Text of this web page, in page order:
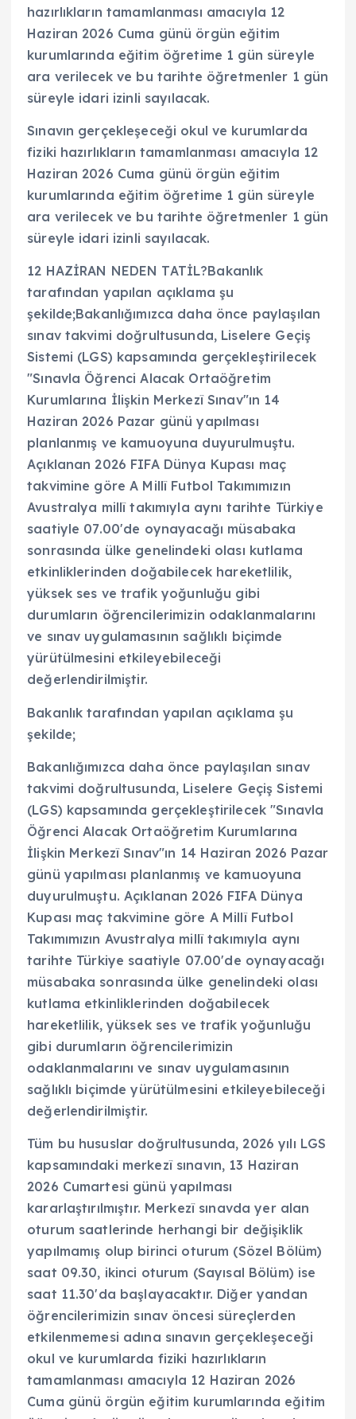
hazırlıkların tamamlanması amacıyla 12
Haziran 2026 Cuma günü örgün eğitim
kurumlarında eğitim öğretime 1 gün süreyle
ara verilecek ve bu tarihte öğretmenler 1 gün
süreyle idari izinli sayılacak.
Sınavın gerçekleşeceği okul ve kurumlarda
fiziki hazırlıkların tamamlanması amacıyla 12
Haziran 2026 Cuma günü örgün eğitim
kurumlarında eğitim öğretime 1 gün süreyle
ara verilecek ve bu tarihte öğretmenler 1 gün
süreyle idari izinli sayılacak.
12 HAZİRAN NEDEN TATİL?Bakanlık
tarafından yapılan açıklama şu
şekilde;Bakanlığımızca daha önce paylaşılan
sınav takvimi doğrultusunda, Liselere Geçiş
Sistemi (LGS) kapsamında gerçekleştirilecek
"Sınavla Öğrenci Alacak Ortaöğretim
Kurumlarına İlişkin Merkezî Sınav"ın 14
Haziran 2026 Pazar günü yapılması
planlanmış ve kamuoyuna duyurulmuştu.
Açıklanan 2026 FIFA Dünya Kupası maç
takvimine göre A Millî Futbol Takımımızın
Avustralya millî takımıyla aynı tarihte Türkiye
saatiyle 07.00'de oynayacağı müsabaka
sonrasında ülke genelindeki olası kutlama
etkinliklerinden doğabilecek hareketlilik,
yüksek ses ve trafik yoğunluğu gibi
durumların öğrencilerimizin odaklanmalarını
ve sınav uygulamasının sağlıklı biçimde
yürütülmesini etkileyebileceği
değerlendirilmiştir.
Bakanlık tarafından yapılan açıklama şu
şekilde;
Bakanlığımızca daha önce paylaşılan sınav
takvimi doğrultusunda, Liselere Geçiş Sistemi
(LGS) kapsamında gerçekleştirilecek "Sınavla
Öğrenci Alacak Ortaöğretim Kurumlarına
İlişkin Merkezî Sınav"ın 14 Haziran 2026 Pazar
günü yapılması planlanmış ve kamuoyuna
duyurulmuştu. Açıklanan 2026 FIFA Dünya
Kupası maç takvimine göre A Millî Futbol
Takımımızın Avustralya millî takımıyla aynı
tarihte Türkiye saatiyle 07.00'de oynayacağı
müsabaka sonrasında ülke genelindeki olası
kutlama etkinliklerinden doğabilecek
hareketlilik, yüksek ses ve trafik yoğunluğu
gibi durumların öğrencilerimizin
odaklanmalarını ve sınav uygulamasının
sağlıklı biçimde yürütülmesini etkileyebileceği
değerlendirilmiştir.
Tüm bu hususlar doğrultusunda, 2026 yılı LGS
kapsamındaki merkezî sınavın, 13 Haziran
2026 Cumartesi günü yapılması
kararlaştırılmıştır. Merkezî sınavda yer alan
oturum saatlerinde herhangi bir değişiklik
yapılmamış olup birinci oturum (Sözel Bölüm)
saat 09.30, ikinci oturum (Sayısal Bölüm) ise
saat 11.30'da başlayacaktır. Diğer yandan
öğrencilerimizin sınav öncesi süreçlerden
etkilenmemesi adına sınavın gerçekleşeceği
okul ve kurumlarda fiziki hazırlıkların
tamamlanması amacıyla 12 Haziran 2026
Cuma günü örgün eğitim kurumlarında eğitim